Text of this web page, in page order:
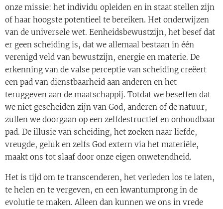
onze missie: het individu opleiden en in staat stellen zijn
of haar hoogste potentieel te bereiken. Het onderwijzen
van de universele wet. Eenheidsbewustzijn, het besef dat
er geen scheiding is, dat we allemaal bestaan ​​in één
verenigd veld van bewustzijn, energie en materie. De
erkenning van de valse perceptie van scheiding creëert
een pad van dienstbaarheid aan anderen en het
teruggeven aan de maatschappij. Totdat we beseffen dat
we niet gescheiden zijn van God, anderen of de natuur,
zullen we doorgaan op een zelfdestructief en onhoudbaar
pad. De illusie van scheiding, het zoeken naar liefde,
vreugde, geluk en zelfs God extern via het materiële,
maakt ons tot slaaf door onze eigen onwetendheid.
Het is tijd om te transcenderen, het verleden los te laten,
te helen en te vergeven, en een kwantumprong in de
evolutie te maken. Alleen dan kunnen we ons in vrede